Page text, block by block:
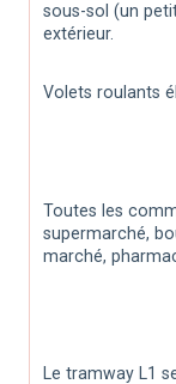
sous-sol (un
extérieur.
Volets roulants
Toutes les
supermarché,
marché,
Le tramway L1